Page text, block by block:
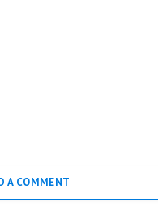
A COMMENT